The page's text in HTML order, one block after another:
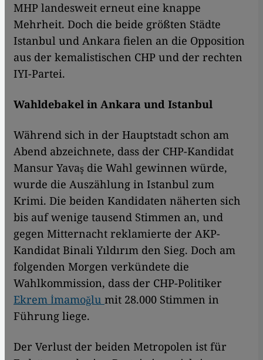
MHP landesweit erneut eine knappe
Mehrheit. Doch die beide größten Städte
Istanbul und Ankara fielen an die Opposition
aus der kemalistischen CHP und der rechten
IYI-Partei.
Wahldebakel in Ankara und Istanbul
Während sich in der Hauptstadt schon am
Abend abzeichnete, dass der CHP-Kandidat
Mansur Yavaş die Wahl gewinnen würde,
wurde die Auszählung in Istanbul zum
Krimi. Die beiden Kandidaten näherten sich
bis auf wenige tausend Stimmen an, und
gegen Mitternacht reklamierte der AKP-
Kandidat Binali Yıldırım den Sieg. Doch am
folgenden Morgen verkündete die
Wahlkommission, dass der CHP-Politiker
Ekrem İmamoğlu mit 28.000 Stimmen in
Führung liege.
Der Verlust der beiden Metropolen ist für